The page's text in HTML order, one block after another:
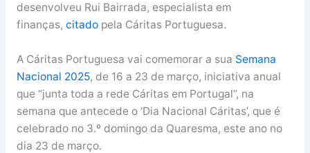
desenvolveu Rui Bairrada, especialista em
finanças, citadopela Cáritas Portuguesa.
A Cáritas Portuguesa vai comemorar a sua Semana
Nacional 2025, de 16 a 23 de março, iniciativa anual
que “junta toda a rede Cáritas em Portugal”, na
semana que antecede o ‘Dia Nacional Cáritas’, que é
celebrado no 3.º domingo da Quaresma, este ano no
dia 23 de março.